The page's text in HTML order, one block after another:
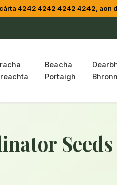
4242 4242 4242 4242, aon
Beacha
Portaigh
Seeds